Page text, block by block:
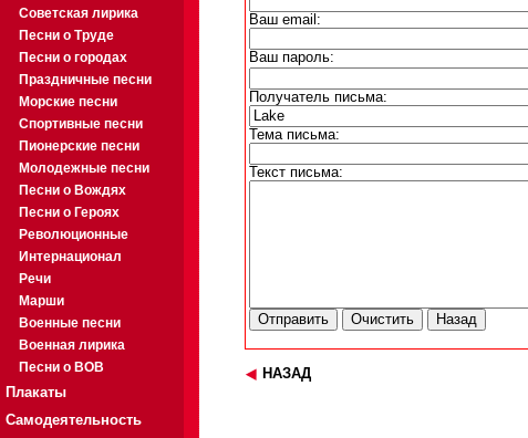
Советская лирика
Песни о Труде
Песни о городах
Праздничные песни
Морские песни
Спортивные песни
Пионерские песни
Молодежные песни
Песни о Вождях
Песни о Героях
Революционные
Интернационал
Речи
Марши
Военные песни
Военная лирика
Песни о ВОВ
Плакаты
Самодеятельность
Ваш email:
Ваш пароль:
Получатель письма:
Тема письма:
Текст письма:
НАЗАД